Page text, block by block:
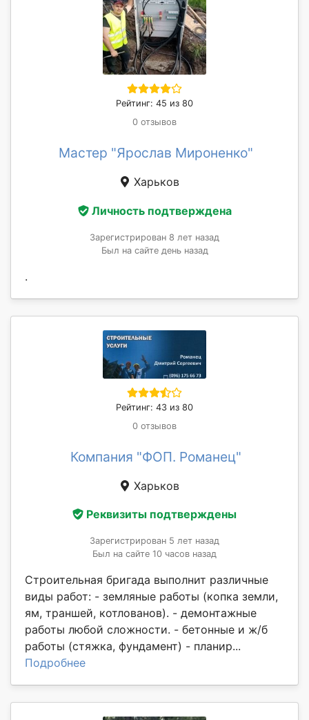
Рейтинг: 45 из 80
0 отзывов
Мастер "Ярослав Мироненко"
Харьков
Личность подтверждена
Зарегистрирован 8 лет назад
Был на сайте день назад
.
Рейтинг: 43 из 80
0 отзывов
Компания "ФОП. Романец"
Харьков
Реквизиты подтверждены
Зарегистрирован 5 лет назад
Был на сайте 10 часов назад
Строительная бригада выполнит различные
виды работ: - земляные работы (копка земли,
ям, траншей, котлованов). - демонтажные
работы любой сложности. - бетонные и ж/б
работы (стяжка, фундамент) - планир...
Подробнее